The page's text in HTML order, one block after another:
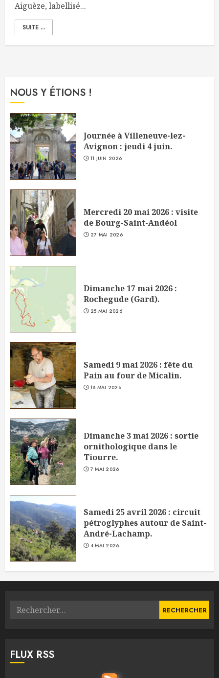
Aiguèze, labellisé...
SUITE ...
NOUS Y ÉTIONS !
Journée à Villeneuve-lez-
Avignon : jeudi 4 juin.
11 JUIN 2026
Mercredi 20 mai 2026 : visite
de Bourg-Saint-Andéol
27 MAI 2026
Dimanche 17 mai 2026 :
Rochegude (Gard).
25 MAI 2026
Samedi 9 mai 2026 : fête du
Pain au four de Micalin.
18 MAI 2026
Dimanche 3 mai 2026 : sortie
ornithologique dans le
Tiourre.
7 MAI 2026
Samedi 25 avril 2026 : circuit
pétroglyphes autour de Saint-
André-Lachamp.
4 MAI 2026
Rechercher :
FLUX RSS